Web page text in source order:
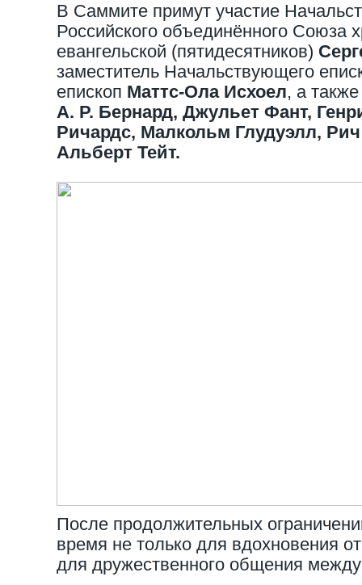
В Саммите примут участие
Российского объединённого Союза
евангельской (пятидесятников)
заместитель Начальствующего
епископ Маттс-Ола Исхоел, а
А. Р. Бернард, Джульет Фант,
Ричардс, Малкольм Глудуэлл,
Альберт Тейт.
После продолжительных
время не только для вдохновения
для дружественного общения